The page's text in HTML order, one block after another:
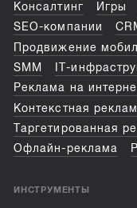
Консалтинг
Игры
SEO-компании
Продвижение
SMM
IT-
Реклама на
Контекстная
Таргетированная
Офлайн-реклама
ИНСТРУМЕНТЫ